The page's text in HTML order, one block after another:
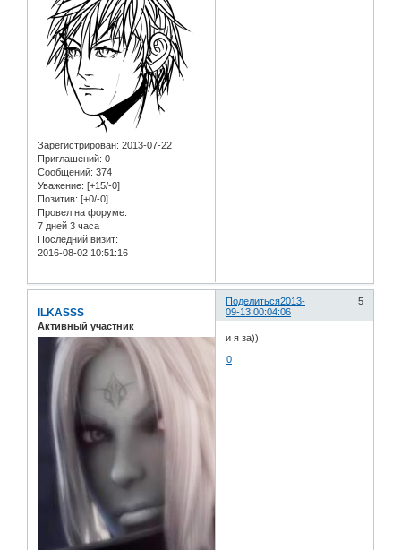
Зарегистрирован: 2013-07-22
Приглашений: 0
Сообщений: 374
Уважение: [+15/-0]
Позитив: [+0/-0]
Провел на форуме:
7 дней 3 часа
Последний визит:
2016-08-02 10:51:16
Поделиться 5
2013-
09-13 00:04:06
ILKASSS
Активный участник
и я за))
0